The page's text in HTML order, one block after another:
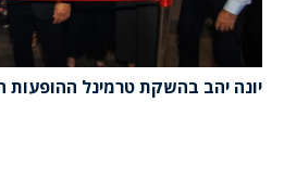
יונה יהב בהשקת טרמינל